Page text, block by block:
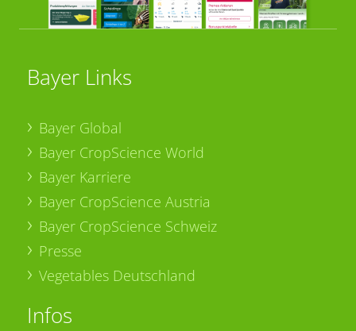
Bayer Links
Bayer Global
Bayer CropScience World
Bayer Karriere
Bayer CropScience Austria
Bayer CropScience Schweiz
Presse
Vegetables Deutschland
Infos